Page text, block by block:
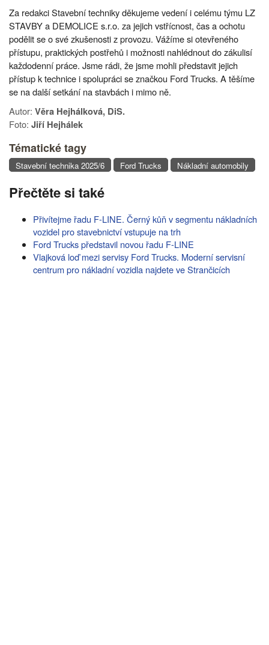
Za redakci Stavební techniky děkujeme vedení i celému týmu LZ
STAVBY a DEMOLICE s.r.o. za jejich vstřícnost, čas a ochotu
podělit se o své zkušenosti z provozu. Vážíme si otevřeného
přístupu, praktických postřehů i možnosti nahlédnout do zákulisí
každodenní práce. Jsme rádi, že jsme mohli představit jejich
přístup k technice i spolupráci se značkou Ford Trucks. A těšíme
se na další setkání na stavbách i mimo ně.
Autor: Věra Hejhálková, DiS.
Foto: Jiří Hejhálek
Tématické tagy
Stavební technika 2025/6 Ford Trucks Nákladní automobily
Přečtěte si také
Přivítejme řadu F-LINE. Černý kůň v segmentu nákladních
vozidel pro stavebnictví vstupuje na trh
Ford Trucks představil novou řadu F-LINE
Vlajková loď mezi servisy Ford Trucks. Moderní servisní
centrum pro nákladní vozidla najdete ve Strančicích